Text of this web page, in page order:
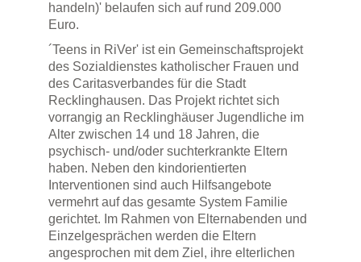
handeln)' belaufen sich auf rund 209.000
Euro.
´Teens in RiVer' ist ein Gemeinschaftsprojekt
des Sozialdienstes katholischer Frauen und
des Caritasverbandes für die Stadt
Recklinghausen. Das Projekt richtet sich
vorrangig an Recklinghäuser Jugendliche im
Alter zwischen 14 und 18 Jahren, die
psychisch- und/oder suchterkrankte Eltern
haben. Neben den kindorientierten
Interventionen sind auch Hilfsangebote
vermehrt auf das gesamte System Familie
gerichtet. Im Rahmen von Elternabenden und
Einzelgesprächen werden die Eltern
angesprochen mit dem Ziel, ihre elterlichen